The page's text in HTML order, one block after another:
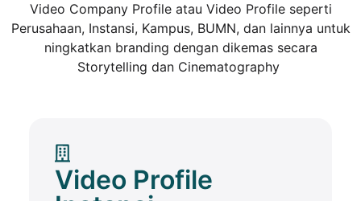
Video Company Profile atau Video Profile seperti
Perusahaan, Instansi, Kampus, BUMN, dan lainnya untuk
ningkatkan branding dengan dikemas secara
Storytelling dan Cinematography
Video Profile